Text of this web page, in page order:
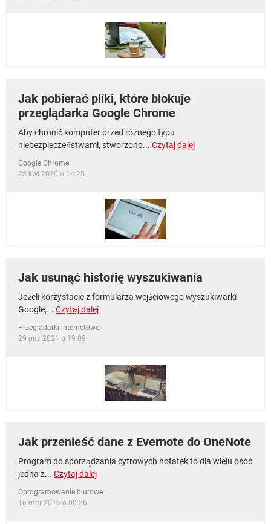
Jak pobierać pliki, które blokuje
przeglądarka Google Chrome
Aby chronić komputer przed róznego typu
niebezpieczeństwami, stworzono... Czytaj dalej
Google Chrome
28 kwi 2020 o 14:25
Jak usunąć historię wyszukiwania
Jeżeli korzystacie z formularza wejściowego wyszukiwarki
Google,... Czytaj dalej
Przeglądarki internetowe
29 paź 2021 o 19:09
Jak przenieść dane z Evernote do OneNote
Program do sporządzania cyfrowych notatek to dla wielu osób
jedna z... Czytaj dalej
Oprogramowanie biurowe
16 mar 2016 o 00:26